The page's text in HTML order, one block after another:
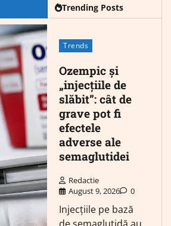
Trending Posts
Trends
Ozempic și
„injecțiile de
slăbit”: cât de
grave pot fi
efectele
adverse ale
semaglutidei
Redactie
August 9, 2026
0
Injecțiile pe bază